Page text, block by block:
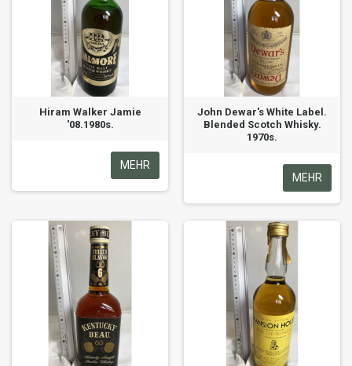
Hiram Walker Jamie
'08.1980s.
MEHR
John Dewar's White Label.
Blended Scotch Whisky.
1970s.
MEHR